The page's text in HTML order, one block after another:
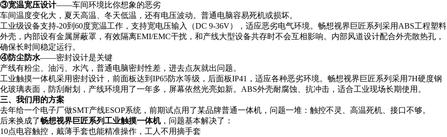
③宽温宽压设计——车间环境比你想象的恶劣
车间温度变化大，夏天高温、冬天低温，还有电压波动。普通电脑容易死机或损坏。
工业级设备支持-20到60度宽温工作，支持宽电压输入（DC 9-36V），适应恶劣电气环境。畅想视界巨匠系列采用ABS工程塑料
外壳，内部设有金属屏蔽罩，有效隔离EMI/EMC干扰，和产线大型设备共存时不会互相影响。内部风道设计配合外壳散热孔，
确保长时间稳定运行。
④防尘防水——密封设计是关键
产线有粉尘、油污、水汽，普通电脑密封性差，进去点灰就出问题。
工业触摸一体机采用密封设计，前面板达到IP65防水等级，后面板IP41，适应各种恶劣环境。畅想视界巨匠系列采用7H硬度钢
化玻璃表面，防刮耐划，产线环境用了一年多，屏幕依然光亮如新。ABS外壳耐腐蚀、抗冲击，适合工业现场长期使用。
三、我们用的方案
去年给一个电子厂做SMT产线ESOP系统，前期试点用了某品牌普通一体机，问题一堆：触控不灵、高温死机、接口不够。
后来换成了畅想视界巨匠系列工业触摸一体机，问题基本解决了：
10点电容触控，戴薄手套也能精准操作，工人不用摘手套